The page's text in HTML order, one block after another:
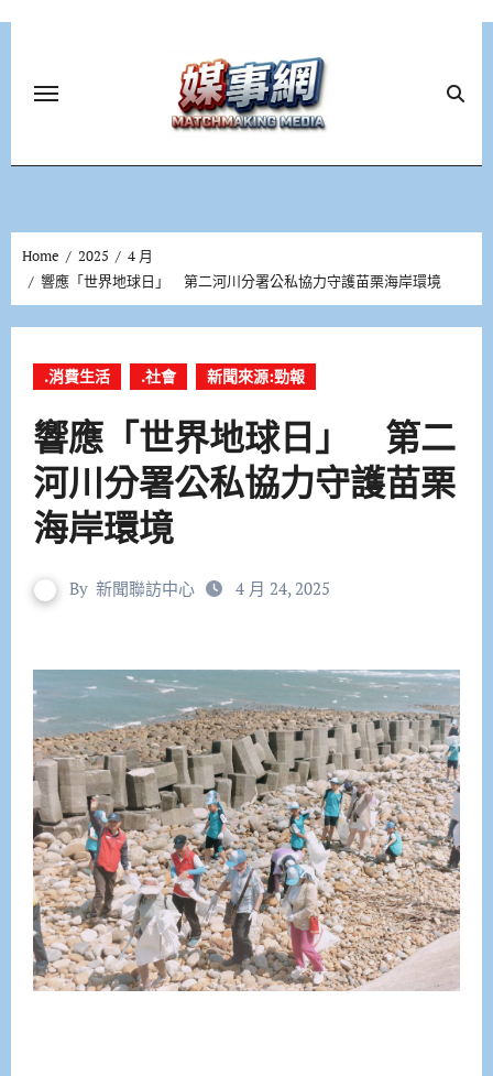
Home 2025
4 月
響應「世界地球日」 第二河川分署公私協力守護苗栗海岸環境
.消費生活 .社會 新聞來源:勁報
響應「世界地球日」 第二
河川分署公私協力守護苗栗
海岸環境
By 新聞聯訪中心 4 月 24, 2025